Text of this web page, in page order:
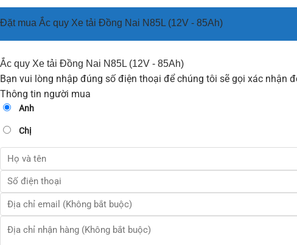
Đặt mua Ắc quy Xe tải Đồng Nai N85L (12V - 85Ah)
Ắc quy Xe tải Đồng Nai N85L (12V - 85Ah)
Bạn vui lòng nhập đúng số điện thoại để chúng tôi sẽ gọi xác nhận
Thông tin người mua
Anh
Chị